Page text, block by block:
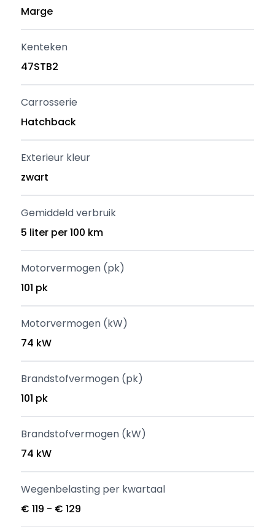
Marge
Kenteken
47STB2
Carrosserie
Hatchback
Exterieur kleur
zwart
Gemiddeld verbruik
5 liter per 100 km
Motorvermogen (pk)
101 pk
Motorvermogen (kW)
74 kW
Brandstofvermogen (pk)
101 pk
Brandstofvermogen (kW)
74 kW
Wegenbelasting per kwartaal
€ 119 - € 129